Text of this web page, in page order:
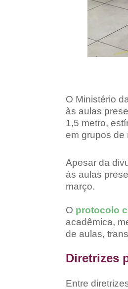
O Ministério
às aulas
1,5 metro,
em grupos de
Apesar da
às aulas
março.
O protocolo
acadêmica,
de aulas,
Diretrizes
Entre